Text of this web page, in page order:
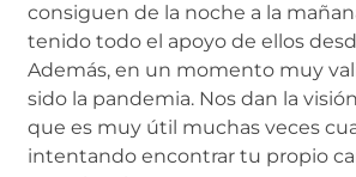
consiguen de la noche a la
tenido todo el apoyo de ellos
Además, en un momento muy
sido la pandemia. Nos dan la
que es muy útil muchas veces
intentando encontrar tu propio